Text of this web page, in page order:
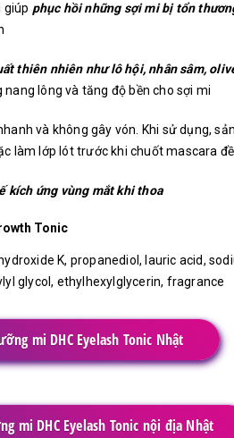
giúp phục hồi những sợi mi bị tổn
thiên nhiên như lô hội, nhân sâm,
lông và tăng độ bền cho sợi mi
và không gây vón. Khi sử dụng,
làm lớp lót trước khi chuốt mascara
kích ứng vùng mắt khi thoa
Tonic
K, propanediol, lauric acid,
glycol, ethylhexylglycerin, fragrance
mi DHC Eyelash Tonic Nhật
mi DHC Eyelash Tonic nội địa Nhật